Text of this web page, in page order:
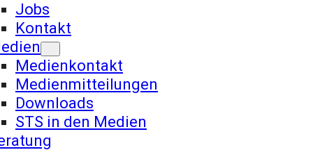
Jobs
Kontakt
Medienkontakt
Medienmitteilungen
Downloads
STS in den Medien